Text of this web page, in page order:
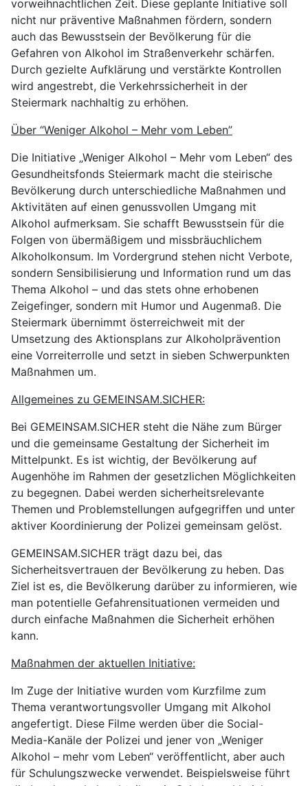
vorweihnachtlichen Zeit. Diese geplante Initiative soll
nicht nur präventive Maßnahmen fördern, sondern
auch das Bewusstsein der Bevölkerung für die
Gefahren von Alkohol im Straßenverkehr schärfen.
Durch gezielte Aufklärung und verstärkte Kontrollen
wird angestrebt, die Verkehrssicherheit in der
Steiermark nachhaltig zu erhöhen.
Über “Weniger Alkohol – Mehr vom Leben”
Die Initiative „Weniger Alkohol – Mehr vom Leben“ des
Gesundheitsfonds Steiermark macht die steirische
Bevölkerung durch unterschiedliche Maßnahmen und
Aktivitäten auf einen genussvollen Umgang mit
Alkohol aufmerksam. Sie schafft Bewusstsein für die
Folgen von übermäßigem und missbräuchlichem
Alkoholkonsum. Im Vordergrund stehen nicht Verbote,
sondern Sensibilisierung und Information rund um das
Thema Alkohol – und das stets ohne erhobenen
Zeigefinger, sondern mit Humor und Augenmaß. Die
Steiermark übernimmt österreichweit mit der
Umsetzung des Aktionsplans zur Alkoholprävention
eine Vorreiterrolle und setzt in sieben Schwerpunkten
Maßnahmen um.
Allgemeines zu GEMEINSAM.SICHER:
Bei GEMEINSAM.SICHER steht die Nähe zum Bürger
und die gemeinsame Gestaltung der Sicherheit im
Mittelpunkt. Es ist wichtig, der Bevölkerung auf
Augenhöhe im Rahmen der gesetzlichen Möglichkeiten
zu begegnen. Dabei werden sicherheitsrelevante
Themen und Problemstellungen aufgegriffen und unter
aktiver Koordinierung der Polizei gemeinsam gelöst.
GEMEINSAM.SICHER trägt dazu bei, das
Sicherheitsvertrauen der Bevölkerung zu heben. Das
Ziel ist es, die Bevölkerung darüber zu informieren, wie
man potentielle Gefahrensituationen vermeiden und
durch einfache Maßnahmen die Sicherheit erhöhen
kann.
Maßnahmen der aktuellen Initiative:
Im Zuge der Initiative wurden vom Kurzfilme zum
Thema verantwortungsvoller Umgang mit Alkohol
angefertigt. Diese Filme werden über die Social-
Media-Kanäle der Polizei und jener von „Weniger
Alkohol – mehr vom Leben“ veröffentlicht, aber auch
für Schulungszwecke verwendet. Beispielsweise führt